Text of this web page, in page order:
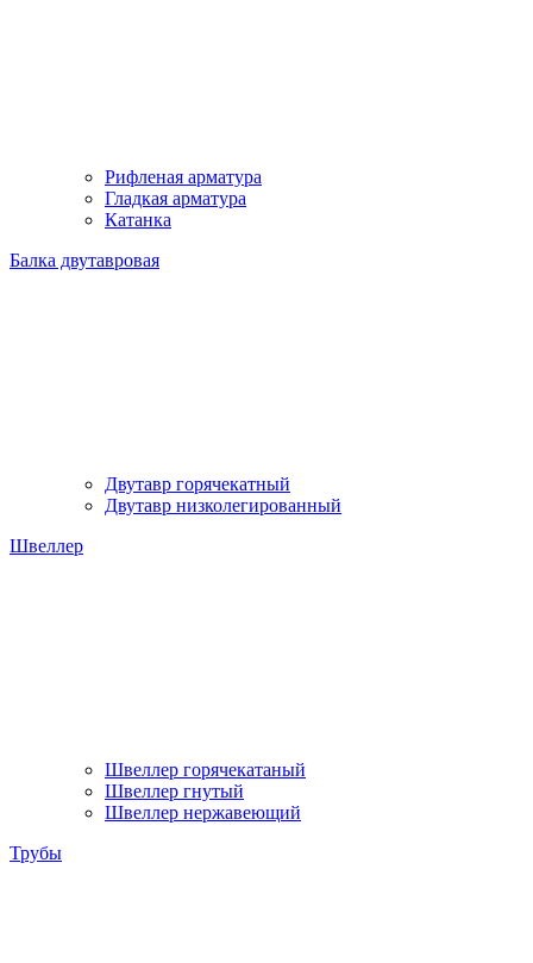
Рифленая арматура
Гладкая арматура
Катанка
Балка двутавровая
Двутавр горячекатный
Двутавр низколегированный
Швеллер
Швеллер горячекатаный
Швеллер гнутый
Швеллер нержавеющий
Трубы